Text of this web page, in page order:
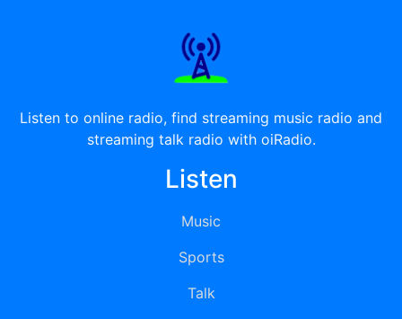
Listen to online radio, find streaming music radio and
streaming talk radio with oiRadio.
Listen
Music
Sports
Talk